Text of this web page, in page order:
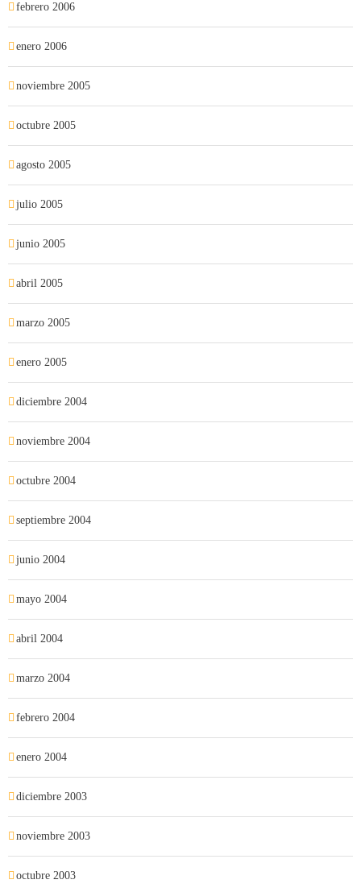
febrero 2006
enero 2006
noviembre 2005
octubre 2005
agosto 2005
julio 2005
junio 2005
abril 2005
marzo 2005
enero 2005
diciembre 2004
noviembre 2004
octubre 2004
septiembre 2004
junio 2004
mayo 2004
abril 2004
marzo 2004
febrero 2004
enero 2004
diciembre 2003
noviembre 2003
octubre 2003